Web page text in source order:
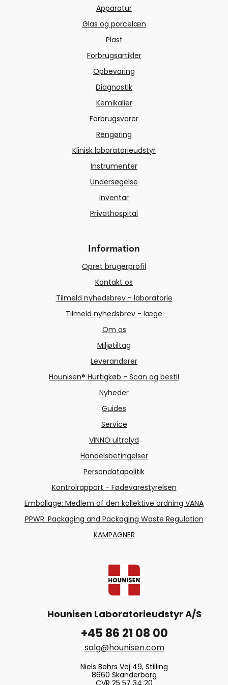
Apparatur
Glas og porcelæn
Plast
Forbrugsartikler
Opbevaring
Diagnostik
Kemikalier
Forbrugsvarer
Rengøring
Klinisk laboratorieudstyr
Instrumenter
Undersøgelse
Inventar
Privathospital
Information
Opret brugerprofil
Kontakt os
Tilmeld nyhedsbrev - laboratorie
Tilmeld nyhedsbrev - læge
Om os
Miljøtiltag
Leverandører
Hounisen® Hurtigkøb - Scan og bestil
Nyheder
Guides
Service
VINNO ultralyd
Handelsbetingelser
Persondatapolitik
Kontrolrapport - Fødevarestyrelsen
Emballage: Medlem af den kollektive ordning VANA
PPWR: Packaging and Packaging Waste Regulation
KAMPAGNER
Hounisen Laboratorieudstyr A/S
+45 86 21 08 00
salg@hounisen.com
Niels Bohrs Vej 49, Stilling
8660 Skanderborg